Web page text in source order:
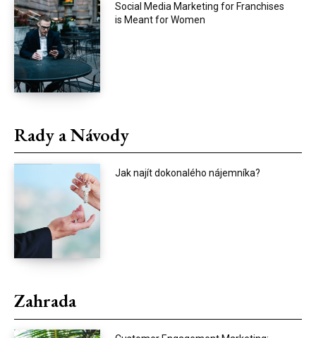
Social Media Marketing for Franchises
is Meant for Women
Rady a Návody
Jak najít dokonalého nájemníka?
Zahrada